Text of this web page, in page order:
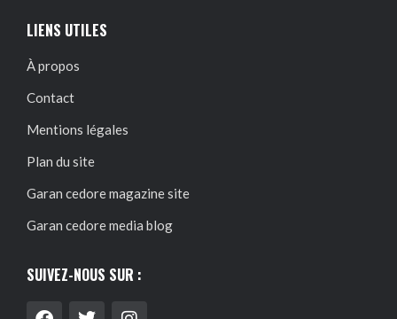
LIENS UTILES
À propos
Contact
Mentions légales
Plan du site
Garan cedore magazine site
Garan cedore media blog
SUIVEZ-NOUS SUR :